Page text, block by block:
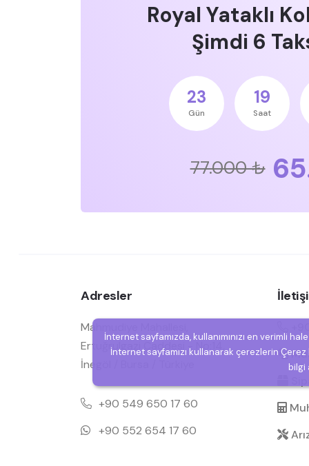
Royal Yataklı
Şimdi 6
23
Gün
19
Saat
77.000 ₺
Adresler
Mahmudiye Mahallesi,
Ertuğrulgazi Caddesi - No:14,
İnegöl / Bursa / Türkiye
+90 549 650 17 60
+90 552 654 17 60
İnternet sayfamızda, kullanımınızı en verimli
İnternet sayfamızı kullanarak çerezlerin
bilgi